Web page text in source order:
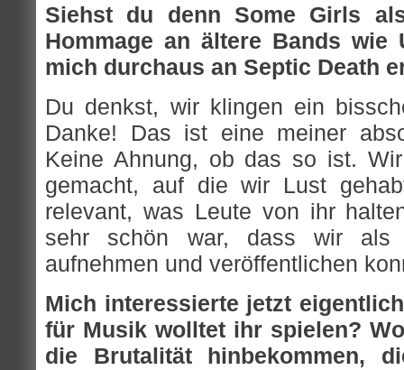
Siehst du denn Some Girls
Hommage an ältere Bands wie
mich durchaus an Septic Death
Du denkst, wir klingen ein
Danke! Das ist eine meiner
Keine Ahnung, ob das so ist.
gemacht, auf die wir Lust
relevant, was Leute von ihr
sehr schön war, dass wir als
aufnehmen und veröffentlichen
Mich interessierte jetzt
für Musik wolltet ihr spielen?
die Brutalität hinbekommen,